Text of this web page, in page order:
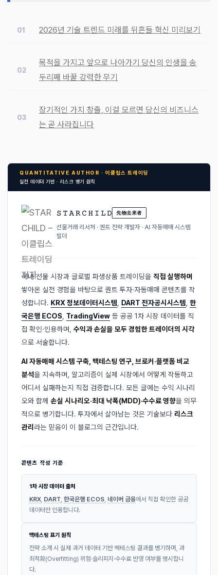
2026년 기술 트렌드 미래를 뒤흔들 혁신 미리보기
목적을 가지고 앞으로 나아가기 당신의 인생을 송
두리째 바꿀 강력한 무기
장기적인 가치 창출, 이걸 모르면 당신의 비즈니스
는 곧 사라집니다
QUANTITATIVE AUTHOR · 이클립스 트레이딩
실전 데이터 기반 · 리스크 병기 원칙
𝚂 𝚃 𝙰 𝚁 𝙲 𝙷 𝙸 𝙻 𝙳 先物去來者
선물거래 리서처 · 퀀트 전략 개발자 · AI 자동매매 시스템
빌더
국내 선물 시장과 글로벌 파생상품 트레이딩을 직접 실행하며
쌓아온 실전 경험을 바탕으로 퀀트 투자·자동매매 콘텐츠를 작
성합니다. KRX 정보데이터시스템, DART 전자공시시스템, 한
국은행 ECOS, TradingView 등 공공 1차 시장 데이터를 직
접 확인·인용하며, 수익과 손실을 모두 경험한 트레이더의 시각
으로 서술합니다.
AI 자동매매 시스템 구축, 백테스팅 연구, 브로커·플랫폼 비교
분석을 지속하며, 알고리즘이 실제 시장에서 어떻게 작동하고
어디서 실패하는지 직접 검증합니다. 모든 글에는 수익 시나리
오와 함께 손실 시나리오·최대 낙폭(MDD)·수수료 영향을 의무
적으로 병기합니다. 투자에서 살아남는 것은 기술보다 리스크
관리 라는 믿음이 이 블로그의 근간입니다.
콘텐츠 작성 기준
1차 시장 데이터 출처
KRX DART 한국은행 ECOS 네이버 금융에서 직접 확인한 공공
데이터만 인용합니다.
백테스팅 표기 원칙
전략 소개 시 실제 과거 데이터 기반 백테스팅 결과를 병기하며, 과
최적화(Overfitting) 위험·슬리피지·수수료 반영 여부를 명시합니
다.